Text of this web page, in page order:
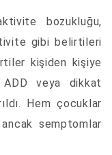
bozukluğu,
gibi belirtileri
kişiden kişiye
ADD veya dikkat
Hem çocuklar
semptomlar